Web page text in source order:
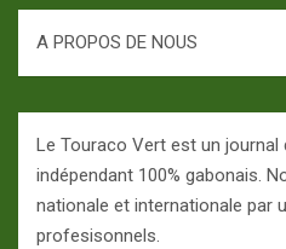
A PROPOS DE NOUS
Le Touraco Vert est un
indépendant 100% gabonais.
nationale et internationale par
profesisonnels.